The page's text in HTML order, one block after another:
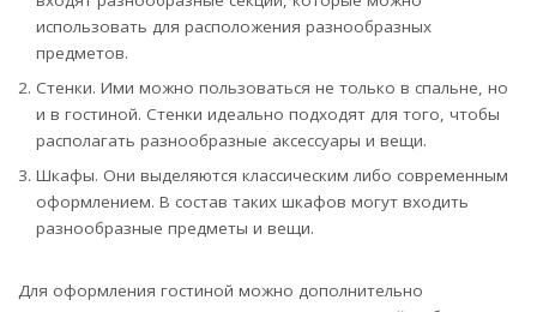
использовать для расположения разнообразных
предметов.
Стенки. Ими можно пользоваться не только в спальне, но
и в гостиной. Стенки идеально подходят для того, чтобы
располагать разнообразные аксессуары и вещи.
Шкафы. Они выделяются классическим либо современным
оформлением. В состав таких шкафов могут входить
разнообразные предметы и вещи.
Для оформления гостиной можно дополнительно